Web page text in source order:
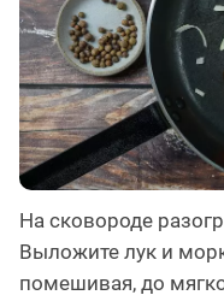
На сковороде
Выложите лук и
помешивая, до